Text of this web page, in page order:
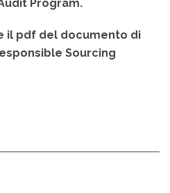
Program.
il pdf del documento di
Sourcing